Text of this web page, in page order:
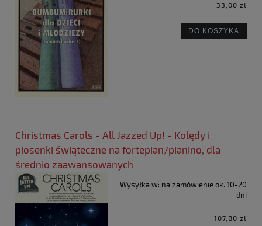
33,00 zł
DO KOSZYKA
Christmas Carols - All Jazzed Up! - Kolędy i
piosenki świąteczne na fortepian/pianino, dla
średnio zaawansowanych
Wysyłka w: na zamówienie ok. 10-20
dni
107,80 zł